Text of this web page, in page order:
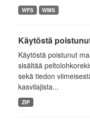
WFS WMS
Käytöstä
Käytöstä poistunut
sisältää
sekä tiedon
kasvilajista...
ZIP